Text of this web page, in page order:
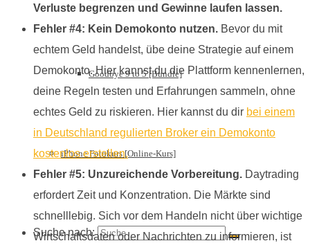
Goodbye 9 to 5 [Bundle]
iPhone Fotokurs [Online-Kurs]
Suche nach:
Verluste begrenzen und Gewinne laufen lassen.
Fehler #4: Kein Demokonto nutzen. Bevor du mit
echtem Geld handelst, übe deine Strategie auf einem
Demokonto. Hier kannst du die Plattform kennenlernen,
deine Regeln testen und Erfahrungen sammeln, ohne
echtes Geld zu riskieren. Hier kannst du dir bei einem
in Deutschland regulierten Broker ein Demokonto
kostenlos erstellen.
Fehler #5: Unzureichende Vorbereitung. Daytrading
erfordert Zeit und Konzentration. Die Märkte sind
schnelllebig. Sich vor dem Handeln nicht über wichtige
Wirtschaftsdaten oder Nachrichten zu informieren, ist